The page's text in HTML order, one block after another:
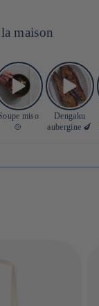
maison
miso
🍲
Dengaku
aubergine 🍆